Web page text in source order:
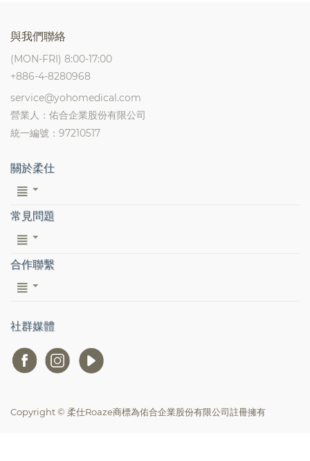
與我們聯絡
(MON-FRI) 8:00-17:00
+886-4-8280968
service@yohomedical.com
營業人：佑合企業股份有限公司
統一編號：97210517
關於柔仕
常見問題
合作聯繫
社群媒體
Copyright © 柔仕Roaze商標為佑合企業股份有限公司註冊擁有